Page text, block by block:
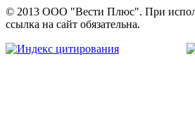
© 2013 ООО "Вести Плюс". При
ссылка на сайт обязательна.